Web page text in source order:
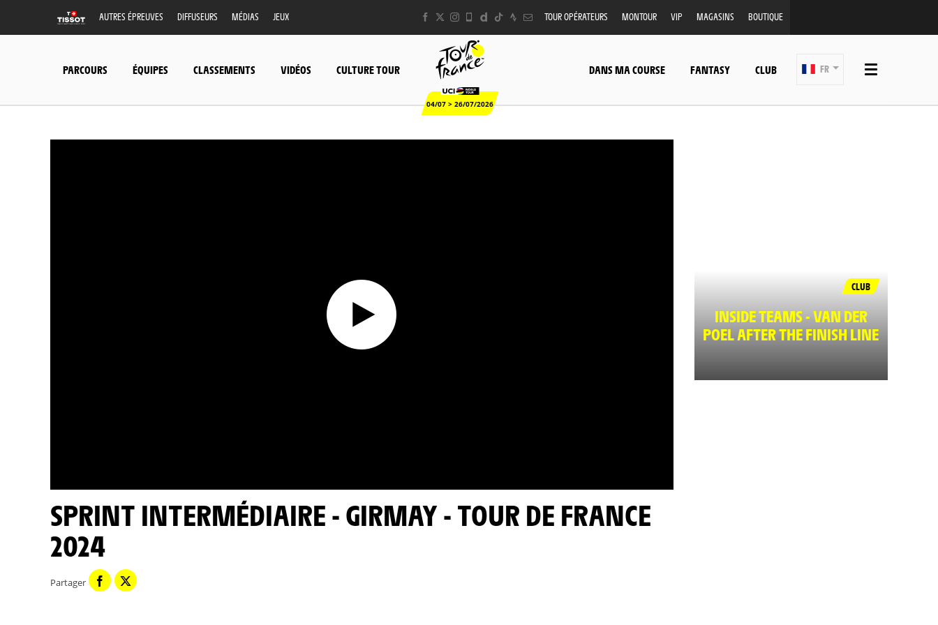
AUTRES ÉPREUVES DIFFUSEURS MÉDIAS JEUX TOUR OPÉRATEURS MONTOUR VIP MAGASINS BOUTIQUE
PARCOURS ÉQUIPES CLASSEMENTS VIDÉOS CULTURE TOUR
04/07 > 26/07/2026
DANS MA COURSE FANTASY CLUB FR
SPRINT INTERMÉDIAIRE - GIRMAY - TOUR DE FRANCE
2024
Partager
CLUB
INSIDE TEAMS - VAN DER
POEL AFTER THE FINISH LINE